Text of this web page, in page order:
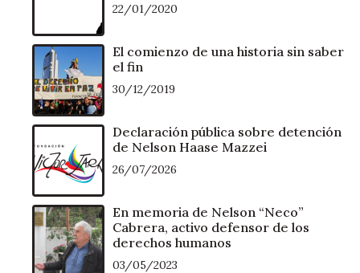
22/01/2020
El comienzo de una historia sin saber
el fin
30/12/2019
Declaración pública sobre detención
de Nelson Haase Mazzei
26/07/2026
En memoria de Nelson “Neco”
Cabrera, activo defensor de los
derechos humanos
03/05/2023